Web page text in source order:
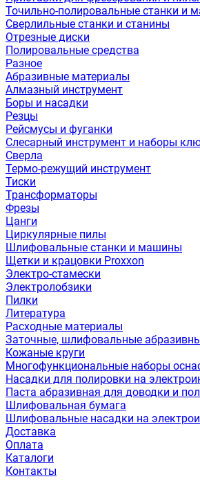
Точильно-полировальные станки и
Сверлильные станки и станины
Отрезные диски
Полировальные средства
Разное
Абразивные материалы
Алмазный инструмент
Боры и насадки
Резцы
Рейсмусы и фуганки
Слесарный инструмент и наборы
Сверла
Термо-режущий инструмент
Тиски
Трансформаторы
Фрезы
Цанги
Циркулярные пилы
Шлифовальные станки и машины
Щетки и крацовки Proxxon
Электро-стамески
Электролобзики
Пилки
Литература
Расходные материалы
Заточные, шлифовальные
Кожаные круги
Многофункциональные наборы
Насадки для полировки на
Паста абразивная для доводки и
Шлифовальная бумага
Шлифовальные насадки на
Доставка
Оплата
Каталоги
Контакты